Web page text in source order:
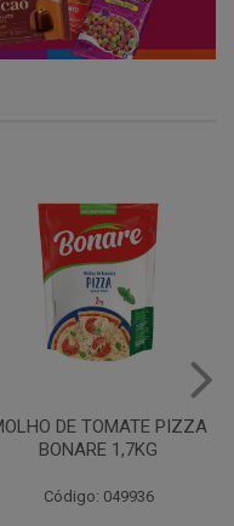
MARGARINA USO
PROFISSIONAL 80% CUKIN
Código: 062469